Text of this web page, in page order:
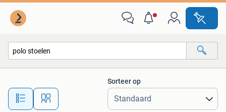
Alle afstanden…
Sorteer op